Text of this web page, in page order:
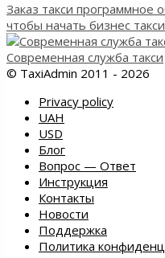
Заказ такси программное
чтобы начать бизнес такси
Современная служба такси
© TaxiAdmin 2011 - 2026
Privacy policy
UAH
USD
Блог
Вопрос — Ответ
Инструкция
Контакты
Новости
Поддержка
Политика